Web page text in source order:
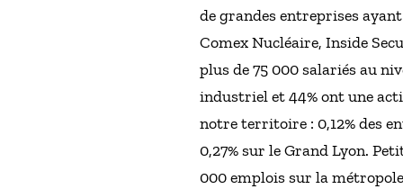
de grandes entreprises
Comex Nucléaire, Inside
plus de 75 000 salariés au
industriel et 44% ont une
notre territoire : 0,12% des
0,27% sur le Grand Lyon.
000 emplois sur la